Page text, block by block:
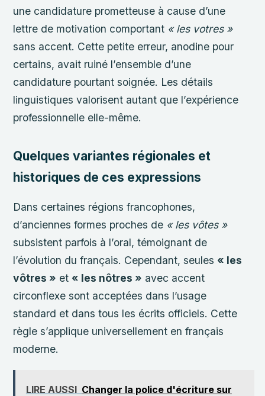
une candidature prometteuse à cause d’une
lettre de motivation comportant « les votres »
sans accent. Cette petite erreur, anodine pour
certains, avait ruiné l’ensemble d’une
candidature pourtant soignée. Les détails
linguistiques valorisent autant que l’expérience
professionnelle elle-même.
Quelques variantes régionales et
historiques de ces expressions
Dans certaines régions francophones,
d’anciennes formes proches de « les vôtes »
subsistent parfois à l’oral, témoignant de
l’évolution du français. Cependant, seules « les
vôtres » et « les nôtres » avec accent
circonflexe sont acceptées dans l’usage
standard et dans tous les écrits officiels. Cette
règle s’applique universellement en français
moderne.
LIRE AUSSI Changer la police d'écriture sur